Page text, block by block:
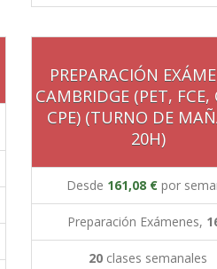
PREPARACIÓN
CAMBRIDGE (PET, FCE,
CPE) (TURNO DE
20H)
Desde 161,08 €por
Preparación Exámenes,
20 clases semanales